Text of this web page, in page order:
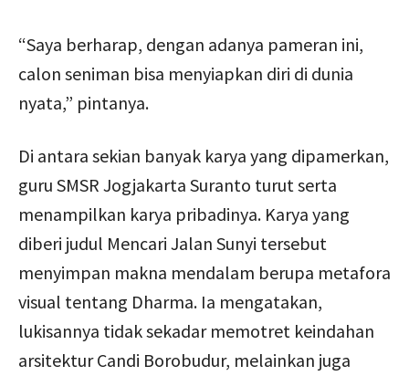
“Saya berharap, dengan adanya pameran ini,
calon seniman bisa menyiapkan diri di dunia
nyata,” pintanya.
Di antara sekian banyak karya yang dipamerkan,
guru SMSR Jogjakarta Suranto turut serta
menampilkan karya pribadinya. Karya yang
diberi judul Mencari Jalan Sunyi tersebut
menyimpan makna mendalam berupa metafora
visual tentang Dharma. Ia mengatakan,
lukisannya tidak sekadar memotret keindahan
arsitektur Candi Borobudur, melainkan juga